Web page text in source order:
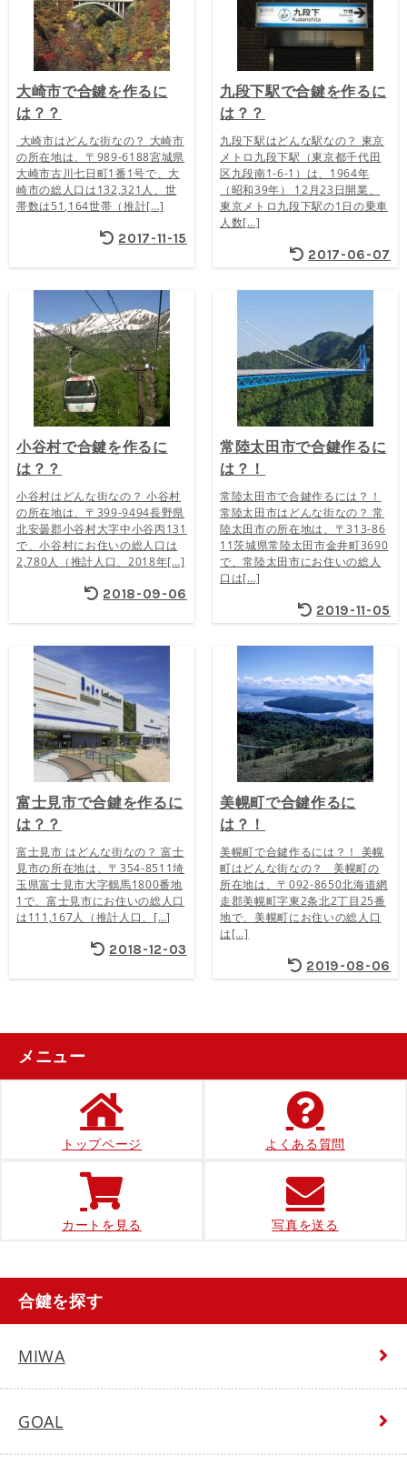
大崎市で合鍵を作るに
は？？
大崎市はどんな街なの？ 大崎市
の所在地は、〒989-6188宮城県
大崎市古川七日町1番1号で、大
崎市の総人口は132,321人、世
帯数は51,164世帯（推計[…]
2017-11-15
九段下駅で合鍵を作るに
は？？
九段下駅はどんな駅なの？ 東京
メトロ九段下駅（東京都千代田
区九段南1-6-1）は、1964年
（昭和39年） 12月23日開業、
東京メトロ九段下駅の1日の乗車
人数[…]
2017-06-07
小谷村で合鍵を作るに
は？？
小谷村はどんな街なの？ 小谷村
の所在地は、〒399-9494長野県
北安曇郡小谷村大字中小谷丙131
で、小谷村にお住いの総人口は
2,780人（推計人口、2018年[…]
2018-09-06
常陸太田市で合鍵作るに
は？！
常陸太田市で合鍵作るには？！
常陸太田市はどんな街なの？ 常
陸太田市の所在地は、〒313-86
11茨城県常陸太田市金井町3690
で、常陸太田市にお住いの総人
口は[…]
2019-11-05
富士見市で合鍵を作るに
は？？
富士見市 はどんな街なの？ 富士
見市の所在地は、〒354-8511埼
玉県富士見市大字鶴馬1800番地
1で、富士見市にお住いの総人口
は111,167人（推計人口、[…]
2018-12-03
美幌町で合鍵作るに
は？！
美幌町で合鍵作るには？！ 美幌
町はどんな街なの？ 美幌町の
所在地は、〒092-8650北海道網
走郡美幌町字東2条北2丁目25番
地で、美幌町にお住いの総人口
は[…]
2019-08-06
メニュー
トップページ よくある質問
カートを見る 写真を送る
合鍵を探す
MIWA
GOAL